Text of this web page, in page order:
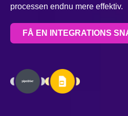
processen endnu mere effektiv.
FÅ EN INTEGRATIONS